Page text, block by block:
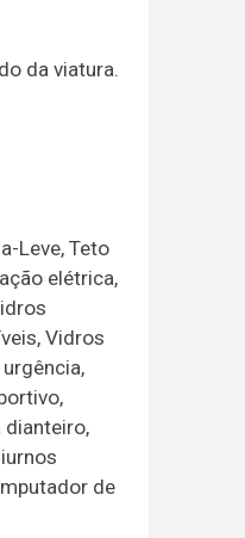
da viatura.
Leve, Teto
elétrica,
Vidros
dianteiro,
de